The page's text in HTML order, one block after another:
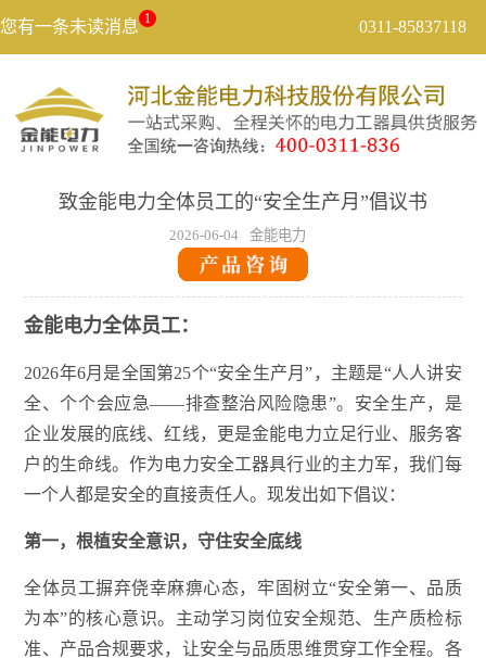
您有一条未读消息 1 0311-85837118
致金能电力全体员工的“安全生产月”倡议书
2026-06-04 金能电力
金能电力全体员工：
2026年6月是全国第25个“安全生产月”，主题是“人人讲安
全、个个会应急——排查整治风险隐患”。安全生产，是
企业发展的底线、红线，更是金能电力立足行业、服务客
户的生命线。作为电力安全工器具行业的主力军，我们每
一个人都是安全的直接责任人。现发出如下倡议：
第一，根植安全意识，守住安全底线
全体员工摒弃侥幸麻痹心态，牢固树立“安全第一、品质
为本”的核心意识。主动学习岗位安全规范、生产质检标
准、产品合规要求，让安全与品质思维贯穿工作全程。各